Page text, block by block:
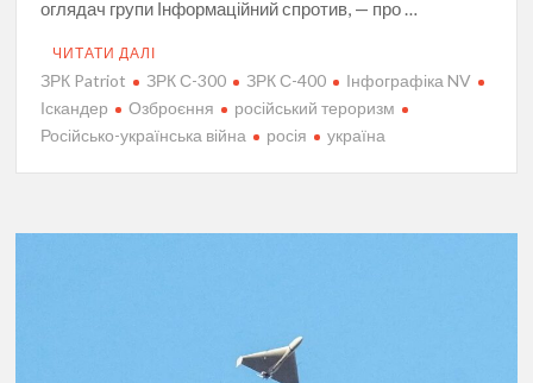
оглядач групи Інформаційний спротив, — про …
ЧИТАТИ ДАЛІ
ЗРК Patriot ЗРК С-300 ЗРК С-400
Інфографіка NV
Іскандер
Озброєння
російський тероризм
Російсько-українська війна
росія україна